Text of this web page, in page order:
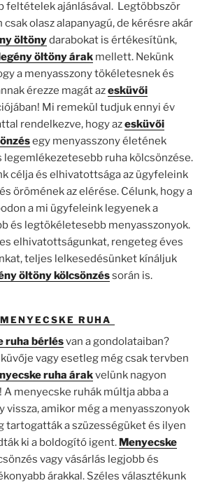
feltételek ajánlásával. Legtöbbször
olasz alapanyagú, de kérésre akár
öltönydarabokat is értékesítünk,
öltöny árakmellett. Nekünk
a menyasszony tökéletesnek és
érezze magát azesküvői
Mi remekül tudjuk ennyi év
rendelkezve, hogy azesküvői
egy menyasszony életének
legemlékezetesebb ruha kölcsönzése.
célja és elhivatottsága az ügyfeleink
örömének az elérése. Célunk, hogy a
a mi ügyfeleink legyenek a
és legtökéletesebb menyasszonyok.
elhivatottságunkat, rengeteg éves
teljes lelkesedésünket kínáljuk
öltöny kölcsönzéssorán is.
MENYECSKE RUHA
ruha bérlésvan a gondolataiban?
vagy esetleg még csak tervben
ruha árakvelünk nagyon
A menyecske ruhák múltja abba a
vissza, amikor még a menyasszonyok
tartogatták a szüzességüket és ilyen
ki a boldogító igent. Menyecske
vagy vásárlás legjobb és
árakkal. Széles választékunk